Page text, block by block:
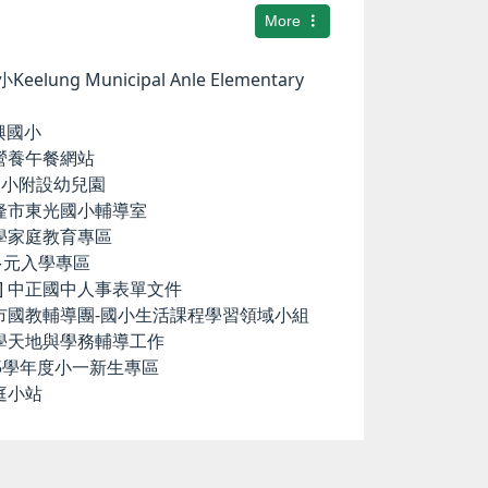
More
Keelung Municipal Anle Elementary
國小
養午餐網站
附設幼兒園
東光國小輔導室
家庭教育專區
入學專區
正國中人事表單文件
教輔導團-國小生活課程學習領域小組
地與學務輔導工作
年度小一新生專區
小站